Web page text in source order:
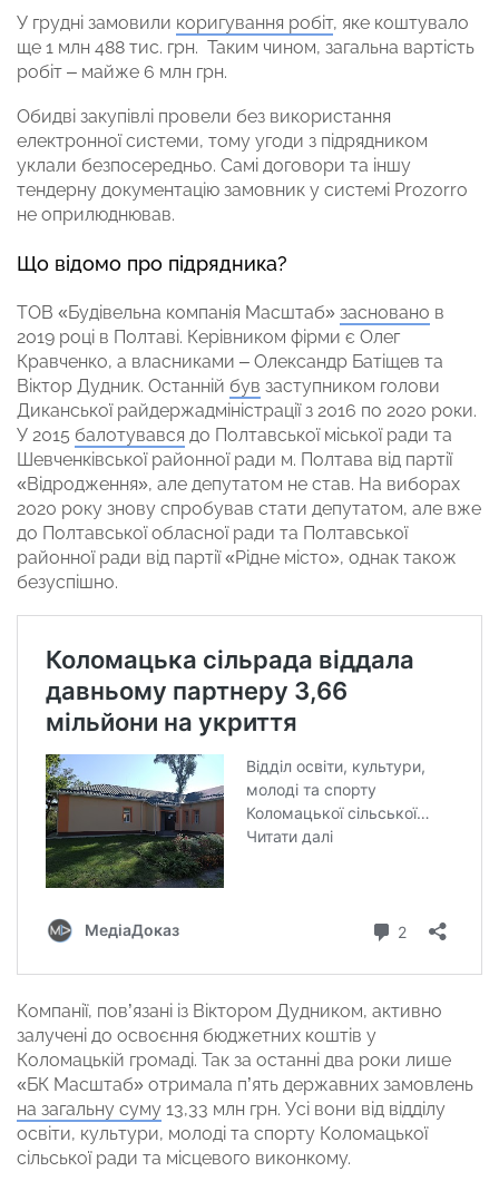
У грудні замовили коригування робіт, яке коштувало
ще 1 млн 488 тис. грн. Таким чином, загальна вартість
робіт – майже 6 млн грн.
Обидві закупівлі провели без використання
електронної системи, тому угоди з підрядником
уклали безпосередньо. Самі договори та іншу
тендерну документацію замовник у системі Prozorro
не оприлюднював.
Що відомо про підрядника?
ТОВ «Будівельна компанія Масштаб» засновано в
2019 році в Полтаві. Керівником фірми є Олег
Кравченко, а власниками – Олександр Батіщев та
Віктор Дудник. Останній був заступником голови
Диканської райдержадміністрації з 2016 по 2020 роки.
У 2015 балотувався до Полтавської міської ради та
Шевченківської районної ради м. Полтава від партії
«Відродження», але депутатом не став. На виборах
2020 року знову спробував стати депутатом, але вже
до Полтавської обласної ради та Полтавської
районної ради від партії «Рідне місто», однак також
безуспішно.
Компанії, пов’язані із Віктором Дудником, активно
залучені до освоєння бюджетних коштів у
Коломацькій громаді. Так за останні два роки лише
«БК Масштаб» отримала п’ять державних замовлень
на загальну суму 13,33 млн грн. Усі вони від відділу
освіти, культури, молоді та спорту Коломацької
сільської ради та місцевого виконкому.